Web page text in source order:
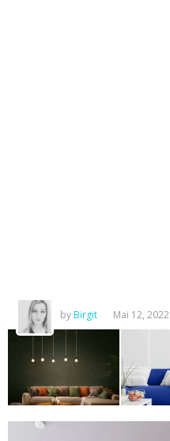
by Birgit Mai 12, 2022